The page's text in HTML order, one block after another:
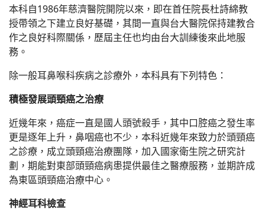
嗅神經母細胞癌
花蓮慈院引進內視鏡吞嚥檢查同
步治療 有效改善嗆咳、吞嚥障
「口灼症」患者求醫四年終見曙
定日常
醫「寮」罕病煥新生 慈濟醫療傳
愛國際
惡性皮膚纖維瘤跨海求醫 勇敢媽
媽變臉重生
本科自1986年慈濟醫院開院以來，即在首任院長杜詩綿教
授帶領之下建立良好基礎，其間一直與台大醫院保持建教合
作之良好科際關係，歷屆主任也均由台大訓練後來此地服
務。
除一般耳鼻喉科疾病之診療外，本科具有下列特色：
積極發展頭頸癌之治療
近幾年來，癌症一直是國人頭號殺手，其中口腔癌之發生率
更是逐年上升，鼻咽癌也不少，本科近幾年來致力於頭頸癌
之診療，成立頭頸癌治療團隊，加入國家衛生院之研究計
劃，期能對東部頭頸癌病患提供最佳之醫療服務，並期許成
為東區頭頸癌治療中心。
神經耳科檢查